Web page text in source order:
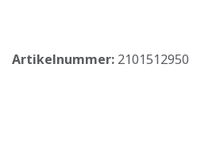
Artikelnummer: 2101512950